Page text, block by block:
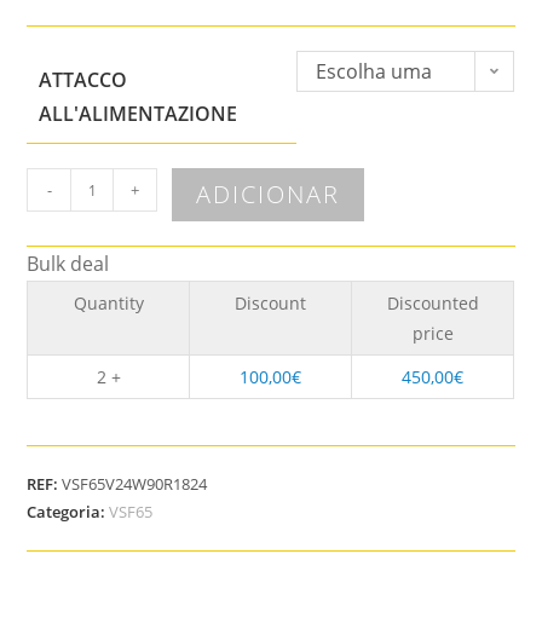
ATTACCO
ALL'ALIMENTAZIONE
Escolha uma
- + ADICIONAR
Bulk deal
Quantity Discount
Discounted
price
2 +
100,00€ 450,00€
REF:VSF65V24W90R1824
Categoria:VSF65